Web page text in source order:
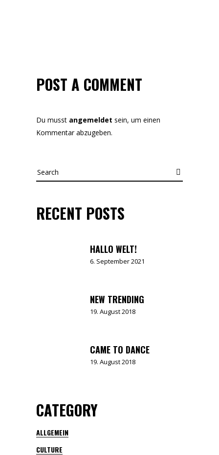
POST A COMMENT
Du musst angemeldet sein, um einen
Kommentar abzugeben.
Search
RECENT POSTS
HALLO WELT!
6. September 2021
NEW TRENDING
19. August 2018
CAME TO DANCE
19. August 2018
CATEGORY
ALLGEMEIN
CULTURE